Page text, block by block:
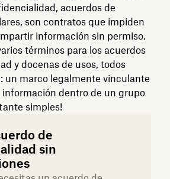
acuerdos de
son contratos que impiden
información sin permiso.
términos para los acuerdos
y docenas de usos, todos
un marco legalmente vinculante
información dentro de un grupo
simples!
de
sin